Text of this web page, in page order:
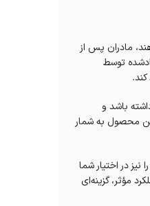
مادران پس از
توسط
باشد و
محصول به شمار
در اختیار شما
و عملکرد مؤثر، گزینه‌ای